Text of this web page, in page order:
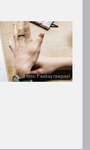
Foto: Pixabay rawpixel